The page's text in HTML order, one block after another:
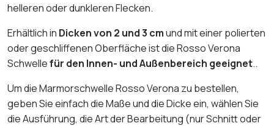
helleren oder dunkleren Flecken.
Erhältlich in Dicken von 2 und 3 cmund mit einer polierten
oder geschliffenen Oberfläche ist die Rosso Verona
Schwellefür den Innen- und Außenbereich geeignet..
Um die Marmorschwelle Rosso Verona zu bestellen,
geben Sie einfach die Maße und die Dicke ein, wählen Sie
die Ausführung, die Art der Bearbeitung (nur Schnitt oder